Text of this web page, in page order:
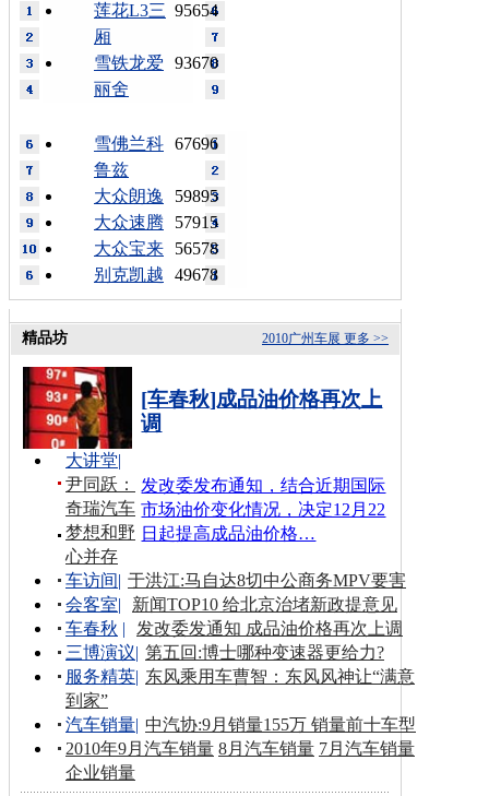
95654
莲花L3三
厢
93670
雪铁龙爱
丽舍
67696
雪佛兰科
鲁兹
59895
大众朗逸
57915
大众速腾
56578
大众宝来
49678
别克凯越
更多 >>
2010广州车展
精品坊
[车春秋]成品油价格再次上
调
发改委发布通知，结合近期国际
市场油价变化情况，决定12月22
日起提高成品油价格…
大讲堂|
尹同跃：
奇瑞汽车
梦想和野
心并存
车访间| 于洪江:马自达8切中公商务MPV要害
会客室|
新闻TOP10 给北京治堵新政提意见
车春秋 |
发改委发通知 成品油价格再次上调
三博演议| 第五回:博士哪种变速器更给力?
服务精英| 东风乘用车曹智：东风风神让“满意
到家”
汽车销量| 中汽协:9月销量155万 销量前十车型
2010年9月汽车销量 8月汽车销量 7月汽车销量
企业销量